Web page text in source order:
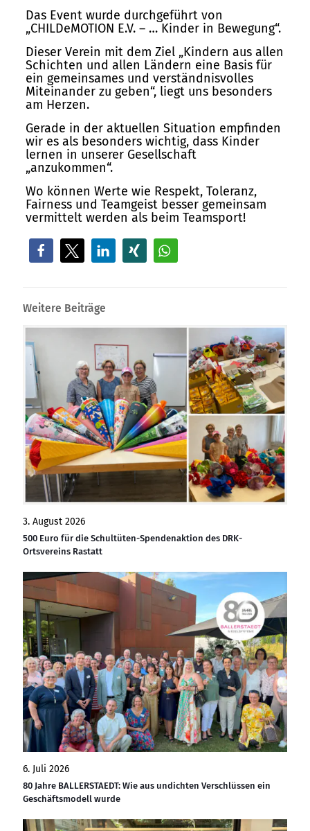
Das Event wurde durchgeführt von
„CHILDeMOTION E.V. – … Kinder in Bewegung“.
Dieser Verein mit dem Ziel „Kindern aus allen
Schichten und allen Ländern eine Basis für
ein gemeinsames und verständnisvolles
Miteinander zu geben“, liegt uns besonders
am Herzen.
Gerade in der aktuellen Situation empfinden
wir es als besonders wichtig, dass Kinder
lernen in unserer Gesellschaft
„anzukommen“.
Wo können Werte wie Respekt, Toleranz,
Fairness und Teamgeist besser gemeinsam
vermittelt werden als beim Teamsport!
Weitere Beiträge
3. August 2026
500 Euro für die Schultüten-Spendenaktion des DRK-
Ortsvereins Rastatt
6. Juli 2026
80 Jahre BALLERSTAEDT: Wie aus undichten Verschlüssen ein
Geschäftsmodell wurde